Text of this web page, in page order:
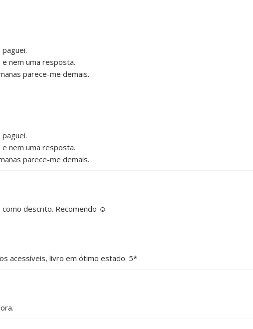
nem uma resposta.
parece-me demais.
nem uma resposta.
parece-me demais.
como descrito. Recomendo ☺️
acessíveis, livro em ótimo estado. 5*